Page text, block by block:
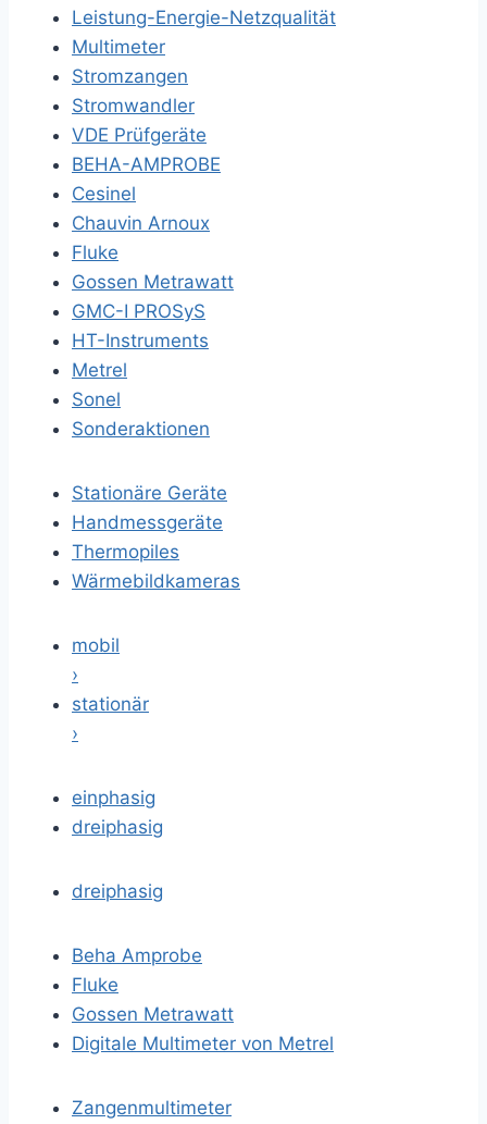
Leistung-Energie-Netzqualität
Multimeter
Stromzangen
Stromwandler
VDE Prüfgeräte
BEHA-AMPROBE
Cesinel
Chauvin Arnoux
Fluke
Gossen Metrawatt
GMC-I PROSyS
HT-Instruments
Metrel
Sonel
Sonderaktionen
Stationäre Geräte
Handmessgeräte
Thermopiles
Wärmebildkameras
mobil
›
stationär
›
einphasig
dreiphasig
dreiphasig
Beha Amprobe
Fluke
Gossen Metrawatt
Digitale Multimeter von Metrel
Zangenmultimeter